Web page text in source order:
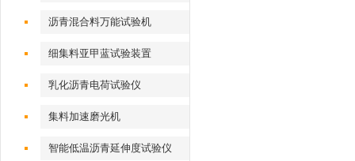
沥青混合料万能试验机
细集料亚甲蓝试验装置
乳化沥青电荷试验仪
集料加速磨光机
智能低温沥青延伸度试验仪